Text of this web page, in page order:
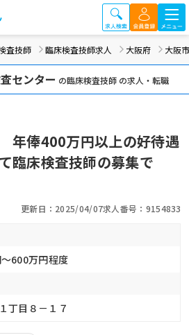
査技師 臨床検査技師求人 大阪府 大阪市
センター の臨床検査技師 の求人・転職
年俸400万円以上の好待遇
臨床検査技師の募集で
更新日：2025/04/07求人番号：9154833
600万円程度
丁目８－１７